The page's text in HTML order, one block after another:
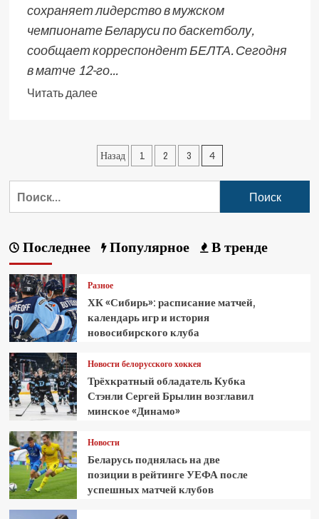
сохраняет лидерство в мужском
чемпионате Беларуси по баскетболу,
сообщает корреспондент БЕЛТА. Сегодня
в матче 12-го...
Читать далее
Назад 1 2 3 4
Последнее Популярное В тренде
Разное
ХК «Сибирь»: расписание матчей,
календарь игр и история
новосибирского клуба
Новости белорусского хоккея
Трёхкратный обладатель Кубка
Стэнли Сергей Брылин возглавил
минское «Динамо»
Новости
Беларусь поднялась на две
позиции в рейтинге УЕФА после
успешных матчей клубов